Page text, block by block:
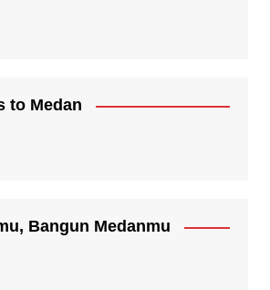
to Medan
Bangun Medanmu